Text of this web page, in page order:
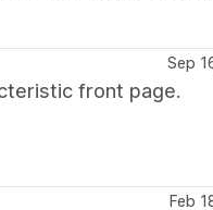
Sep
front page.
Feb